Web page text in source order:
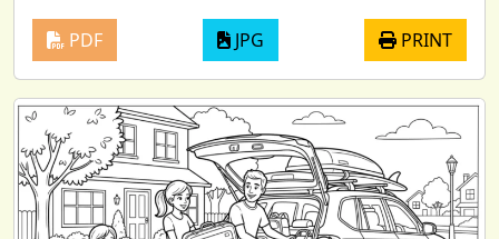
PDF JPG PRINT